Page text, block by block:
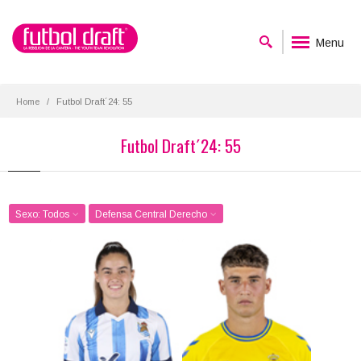
Menu
Home Futbol Draft´24: 55
Futbol Draft´24: 55
Sexo: Todos Defensa Central Derecho
Nahia Aparicio
Posición:
Defensa Central Derecho
Fecha de nacimiento:
2004-01-07
Juan Manuel Herzog
Posición:
Defensa Central Derecho
Fecha de nacimiento:
2004-05-13